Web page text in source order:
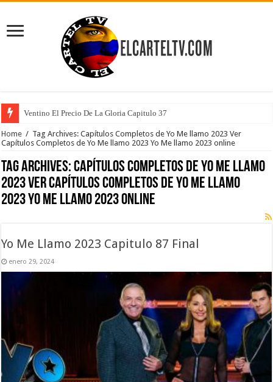
Ventino El Precio De La Gloria Capitulo 37
Home / Tag Archives: Capítulos Completos de Yo Me llamo 2023 Ver
Capítulos Completos de Yo Me llamo 2023 Yo Me llamo 2023 online
Tag Archives:Capítulos Completos de Yo Me llamo
2023 Ver Capítulos Completos de Yo Me llamo
2023 Yo Me llamo 2023 online
Yo Me Llamo 2023 Capitulo 87 Final
enero 29, 2024